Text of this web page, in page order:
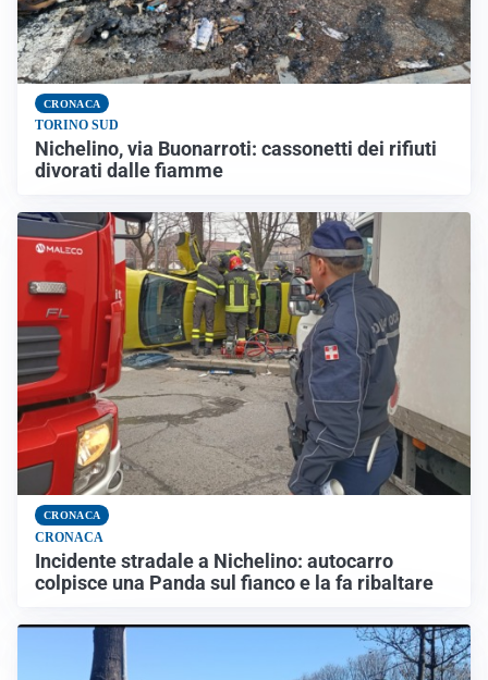
CRONACA
TORINO SUD
Nichelino, via Buonarroti: cassonetti dei rifiuti
divorati dalle fiamme
CRONACA
CRONACA
Incidente stradale a Nichelino: autocarro
colpisce una Panda sul fianco e la fa ribaltare